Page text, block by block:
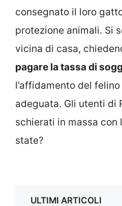
consegnato il loro
protezione animali. Si
vicina di casa,
pagare la tassa di
l’affidamento del
adeguata. Gli utenti di
schierati in massa con
state?
ULTIMI ARTICOLI